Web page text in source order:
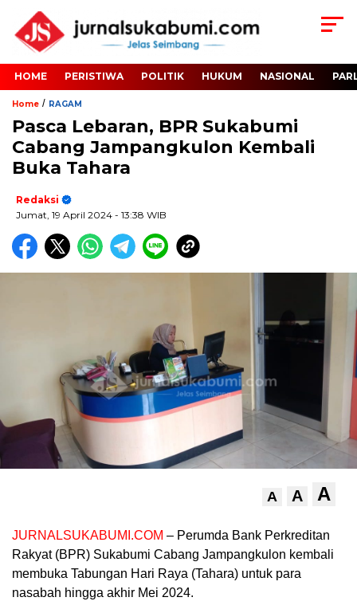
HOME PERISTIWA POLITIK HUKUM NASIONAL
Home / RAGAM
Pasca Lebaran, BPR Sukabumi
Cabang Jampangkulon Kembali
Buka Tahara
Redaksi
Jumat, 19 April 2024 - 13:38 WIB
A A A
JURNALSUKABUMI.COM – Perumda Bank Perkreditan
Rakyat (BPR) Sukabumi Cabang Jampangkulon kembali
membuka Tabungan Hari Raya (Tahara) untuk para
nasabah hingga akhir Mei 2024.